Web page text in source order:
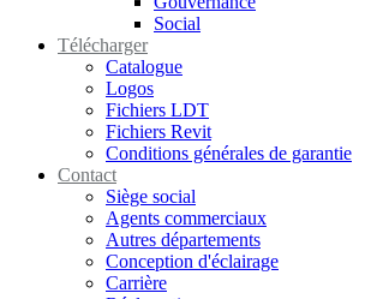
Social
Télécharger
Catalogue
Logos
Fichiers LDT
Fichiers Revit
Conditions générales de garantie
Contact
Siège social
Agents commerciaux
Autres départements
Conception d'éclairage
Carrière